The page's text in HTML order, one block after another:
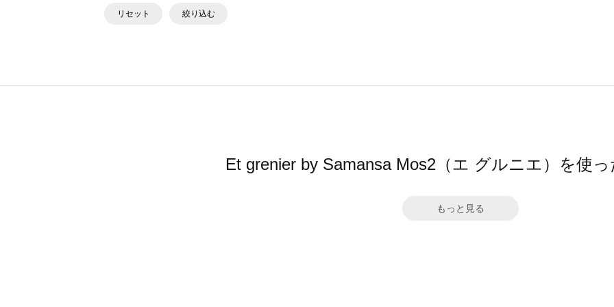
リセット 絞り込む
Et grenier by Samansa Mos2（エ グルニエ）を使
もっと見る